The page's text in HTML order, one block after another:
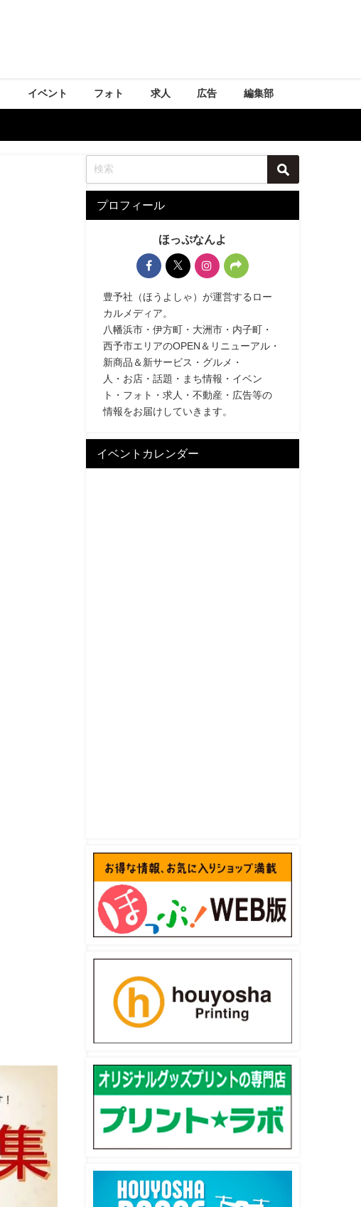
イベント フォト 求人 広告 編集部
プロフィール
ほっぷなんよ
豊予社（ほうよしゃ）が運営するロー
カルメディア。
八幡浜市・伊方町・大洲市・内子町・
西予市エリアのOPEN＆リニューアル・
新商品＆新サービス・グルメ・
人・お店・話題・まち情報・イベン
ト・フォト・求人・不動産・広告等の
情報をお届けしていきます。
イベントカレンダー